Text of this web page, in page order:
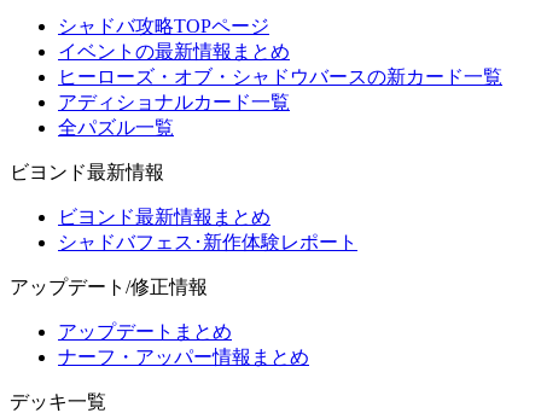
シャドバ攻略TOPページ
イベントの最新情報まとめ
ヒーローズ・オブ・シャドウバースの新カード一覧
アディショナルカード一覧
全パズル一覧
ビヨンド最新情報
ビヨンド最新情報まとめ
シャドバフェス･新作体験レポート
アップデート/修正情報
アップデートまとめ
ナーフ・アッパー情報まとめ
デッキ一覧